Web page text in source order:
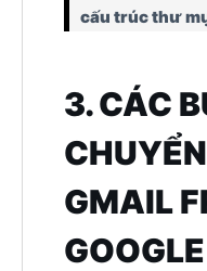
cấu trúc thư
3. CÁC
GMAIL
GOOGLE